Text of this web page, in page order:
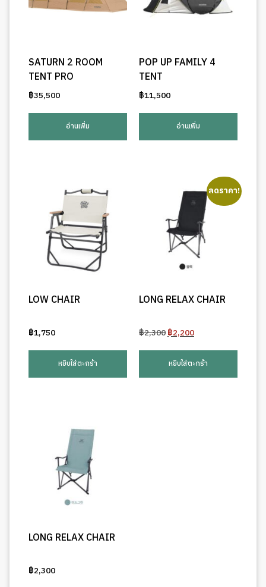
SATURN 2 ROOM
TENT PRO
฿35,500
อ่านเพิ่ม
POP UP FAMILY 4
TENT
฿11,500
อ่านเพิ่ม
LOW CHAIR
฿1,750
หยิบใส่ตะกร้า
ลดราคา!
LONG RELAX CHAIR
฿2,300Original
was:
฿2,300.
฿2,200Current
฿2,200.
หยิบใส่ตะกร้า
LONG RELAX CHAIR
฿2,300